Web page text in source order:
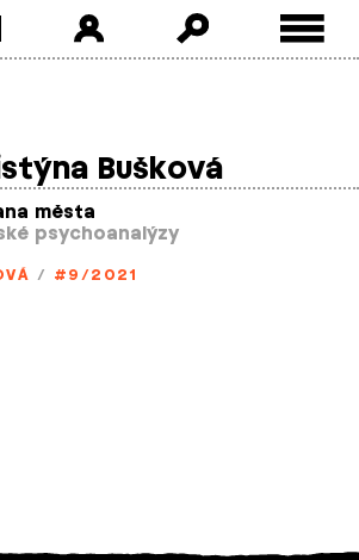
Bušková
města
psychoanalýzy
/ #9/2021